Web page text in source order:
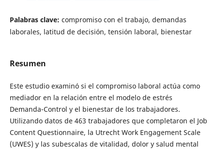
Palabras clave: compromiso con el trabajo, demandas
laborales, latitud de decisión, tensión laboral, bienestar
Resumen
Este estudio examinó si el compromiso laboral actúa como
mediador en la relación entre el modelo de estrés
Demanda-Control y el bienestar de los trabajadores.
Utilizando datos de 463 trabajadores que completaron el Job
Content Questionnaire, la Utrecht Work Engagement Scale
(UWES) y las subescalas de vitalidad, dolor y salud mental